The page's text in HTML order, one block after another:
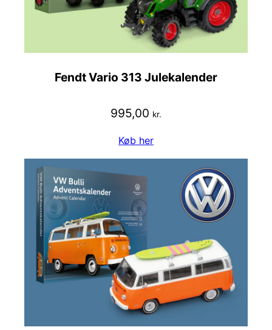
Fendt Vario 313 Julekalender
995,00 kr.
Køb her